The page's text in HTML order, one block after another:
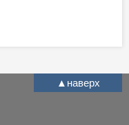
▲ наверх